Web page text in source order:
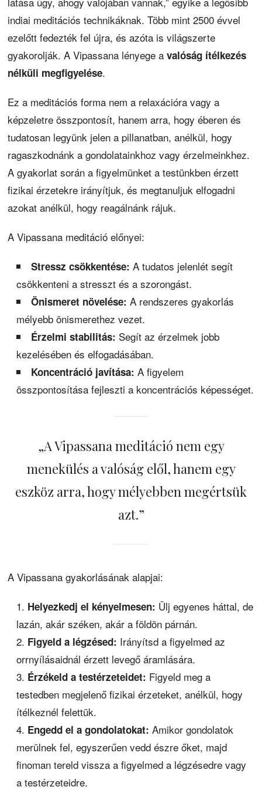
indiai meditációs technikáknak. Több mint 2500 évvel
ezelőtt fedezték fel újra, és azóta is világszerte
gyakorolják. A Vipassana lényege avalóság ítélkezés
nélküli megfigyelése.
Ez a meditációs forma nem a relaxációra vagy a
képzeletre összpontosít, hanem arra, hogy éberen és
tudatosan legyünk jelen a pillanatban, anélkül, hogy
ragaszkodnánk a gondolatainkhoz vagy érzelmeinkhez.
A gyakorlat során a figyelmünket a testünkben érzett
fizikai érzetekre irányítjuk, és megtanuljuk elfogadni
azokat anélkül, hogy reagálnánk rájuk.
A Vipassana meditáció előnyei:
Stressz csökkentése: A tudatos jelenlét segít
csökkenteni a stresszt és a szorongást.
Önismeret növelése: A rendszeres gyakorlás
mélyebb önismerethez vezet.
Érzelmi stabilitás: Segít az érzelmek jobb
kezelésében és elfogadásában.
Koncentráció javítása: A figyelem
összpontosítása fejleszti a koncentrációs képességet.
„A Vipassana meditáció nem egy
menekülés a valóság elől, hanem egy
eszköz arra, hogy mélyebben megértsük
azt.”
A Vipassana gyakorlásának alapjai:
Helyezkedj el kényelmesen: Ülj egyenes háttal, de
lazán, akár széken, akár a földön párnán.
Figyeld a légzésed: Irányítsd a figyelmed az
orrnyílásaidnál érzett levegő áramlására.
Érzékeld a testérzeteidet: Figyeld meg a
testedben megjelenő fizikai érzeteket, anélkül, hogy
ítélkeznél felettük.
Engedd el a gondolatokat: Amikor gondolatok
merülnek fel, egyszerűen vedd észre őket, majd
finoman tereld vissza a figyelmed a légzésedre vagy
a testérzeteidre.